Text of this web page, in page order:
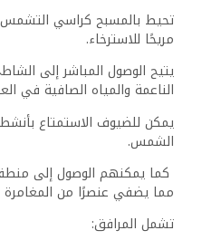
ميزات إضافية:
– مرافق مواقف السيارات
بسياراتهم.
– جداول مرنة للأنشطة لإبقاء
تضمن هذه المرافق المتنوعة
فينيس جولف.
تجارب
الوجبات